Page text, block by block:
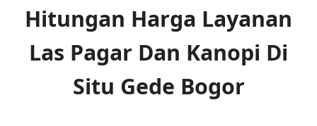
Hitungan Harga Layanan
Las Pagar Dan Kanopi Di
Situ Gede Bogor